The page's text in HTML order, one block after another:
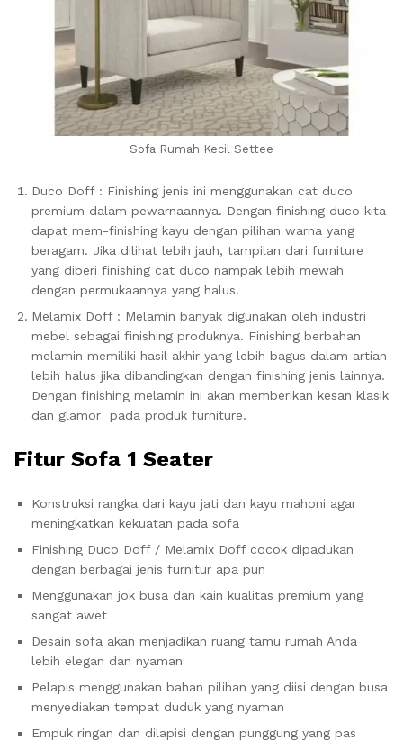
Sofa Rumah Kecil Settee
Duco Doff : Finishing jenis ini menggunakan cat duco
premium dalam pewarnaannya. Dengan finishing duco kita
dapat mem-finishing kayu dengan pilihan warna yang
beragam. Jika dilihat lebih jauh, tampilan dari furniture
yang diberi finishing cat duco nampak lebih mewah
dengan permukaannya yang halus.
Melamix Doff : Melamin banyak digunakan oleh industri
mebel sebagai finishing produknya. Finishing berbahan
melamin memiliki hasil akhir yang lebih bagus dalam artian
lebih halus jika dibandingkan dengan finishing jenis lainnya.
Dengan finishing melamin ini akan memberikan kesan klasik
dan glamor pada produk furniture.
Fitur Sofa 1 Seater
Konstruksi rangka dari kayu jati dan kayu mahoni agar
meningkatkan kekuatan pada sofa
Finishing Duco Doff / Melamix Doff cocok dipadukan
dengan berbagai jenis furnitur apa pun
Menggunakan jok busa dan kain kualitas premium yang
sangat awet
Desain sofa akan menjadikan ruang tamu rumah Anda
lebih elegan dan nyaman
Pelapis menggunakan bahan pilihan yang diisi dengan busa
menyediakan tempat duduk yang nyaman
Empuk ringan dan dilapisi dengan punggung yang pas